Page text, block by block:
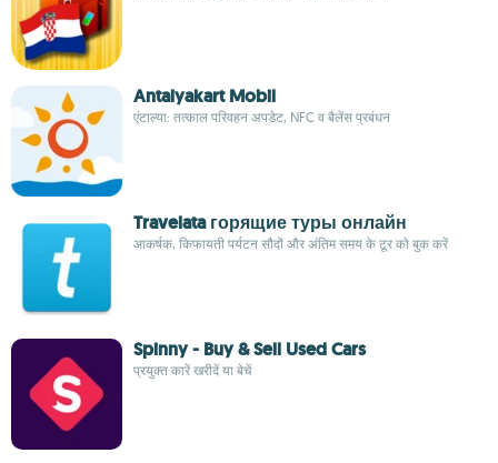
Antalyakart Mobil
एंटाल्या: तत्काल परिवहन अपडेट, NFC व बैलेंस प्रबंधन
Travelata горящие туры онлайн
आकर्षक, किफायती पर्यटन सौदों और अंतिम समय के टूर को बुक करें
Spinny - Buy & Sell Used Cars
प्रयुक्त कारें खरीदें या बेचें